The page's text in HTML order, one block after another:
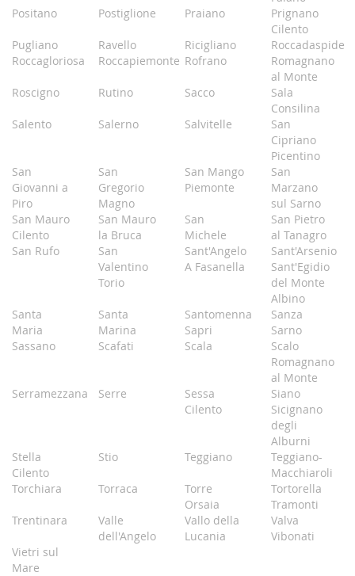
Positano
Postiglione Praiano
Prignano
Cilento
Pugliano
Ravello Ricigliano
Roccadaspide
Roccagloriosa
Roccapiemonte Rofrano
Romagnano
al Monte
Roscigno
Rutino Sacco
Sala
Consilina
Salento
Salerno Salvitelle
San
Cipriano
Picentino
San
Giovanni a
Piro
San
Gregorio
Magno
San Mango
Piemonte
San
Marzano
sul Sarno
San Mauro
Cilento
San Mauro
la Bruca
San
Michele
San Pietro
al Tanagro
San Rufo
San
Valentino
Torio
Sant'Angelo
A Fasanella
Sant'Arsenio
Sant'Egidio
del Monte
Albino
Santa
Maria
Santa
Marina
Santomenna
Sanza
Sapri
Sarno
Sassano
Scafati Scala
Scalo
Romagnano
al Monte
Serramezzana
Serre
Sessa
Cilento
Siano
Sicignano
degli
Alburni
Stella
Cilento
Stio Teggiano
Teggiano-
Macchiaroli
Torchiara
Torraca
Torre
Orsaia
Tortorella
Tramonti
Trentinara
Valle
dell'Angelo
Vallo della
Lucania
Valva
Vibonati
Vietri sul
Mare